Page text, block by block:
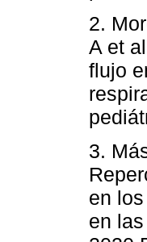
2.
A et
flujo
3.
en
en